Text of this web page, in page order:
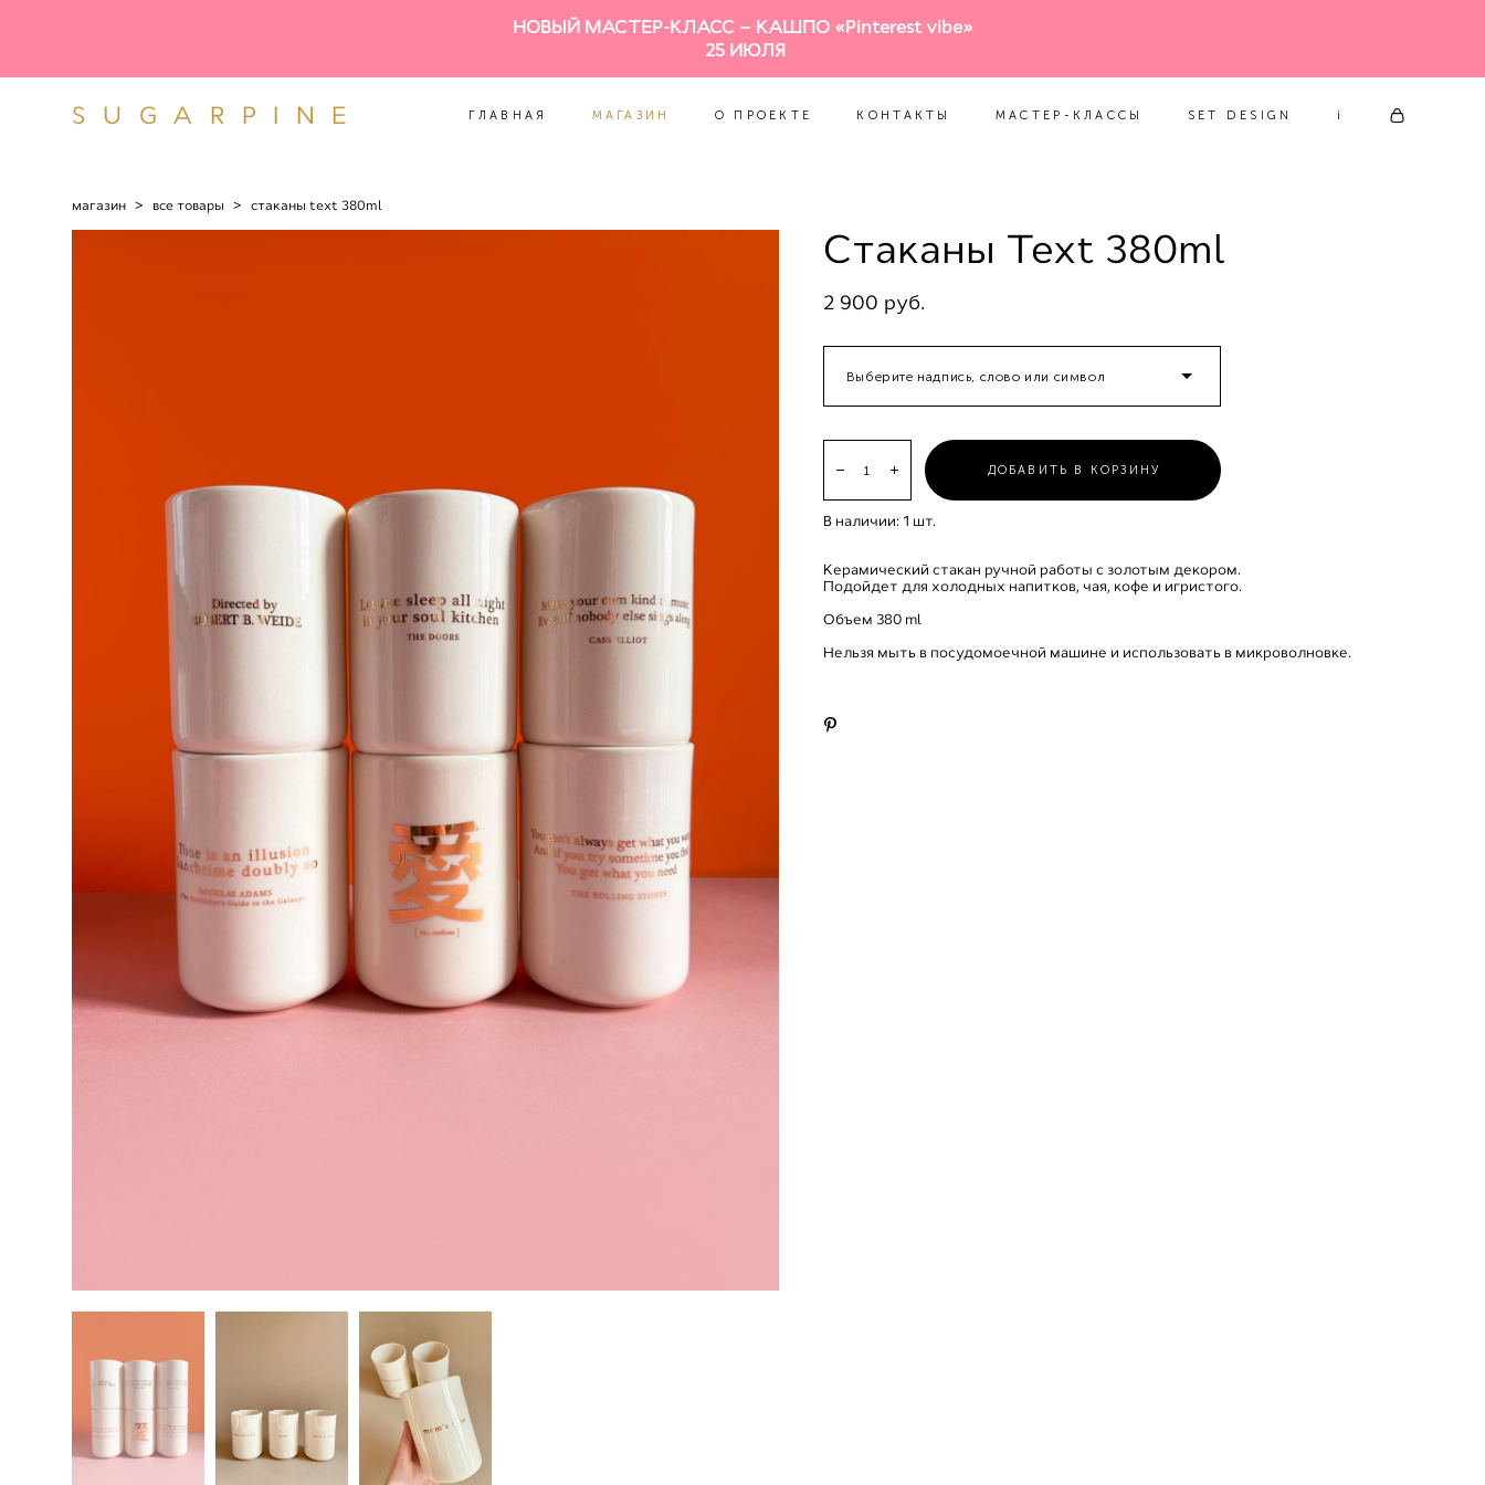
НОВЫЙ МАСТЕР-КЛАСС – КАШПО «Pinterest vibe»
25 ИЮЛЯ
SUGARPINE ГЛАВНАЯ МАГАЗИН О ПРОЕКТЕ КОНТАКТЫ МАСТЕР-КЛАССЫ SET DESIGN i
ГЛАВНАЯ МАГАЗИН О ПРОЕКТЕ КОНТАКТЫ
магазин > все товары > стaканы text 380ml
Стaканы Text 380ml
2 900 pуб.
Выберите надпись, слово или символ
В наличии: 1 шт.
ДОБАВИТЬ В КОРЗИНУ
Керамический стaкан ручной работы с золотым декором.
Подойдет для холодных напитков, чая, кофе и игристого.
Объем 380 ml
Нельзя мыть в посудомоечной машине и использовать в микроволновке.